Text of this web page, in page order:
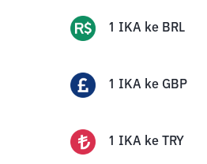
1 IKA ke BRL
1 IKA ke GBP
1 IKA ke TRY